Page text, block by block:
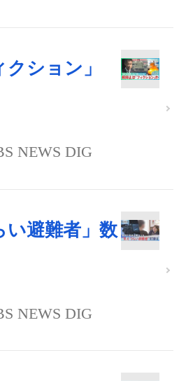
ション」
NEWS DIG
い避難者」数
NEWS DIG